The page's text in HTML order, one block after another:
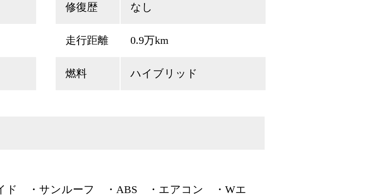
修復歴 なし
走行距離 0.9万km
燃料 ハイブリッド
イド ・サンルーフ ・ABS ・エアコン ・Wエ